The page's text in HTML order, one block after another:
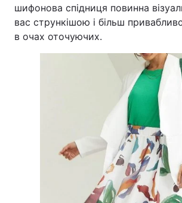
шифонова спідниця повинна
вас стрункішою і більш
в очах оточуючих.